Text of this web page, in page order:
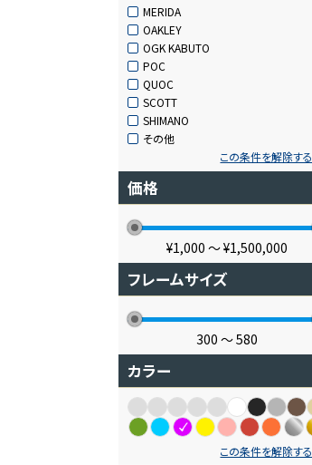
MERIDA
OAKLEY
OGK KABUTO
POC
QUOC
SCOTT
SHIMANO
その他
この条件を解除する
価格
¥1,000 〜¥1,500,000
フレームサイズ
300 〜580
カラー
この条件を解除する